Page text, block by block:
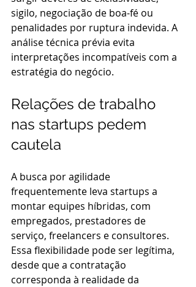
sigilo, negociação de boa-fé ou
penalidades por ruptura indevida. A
análise técnica prévia evita
interpretações incompatíveis com a
estratégia do negócio.
Relações de trabalho
nas startups pedem
cautela
A busca por agilidade
frequentemente leva startups a
montar equipes híbridas, com
empregados, prestadores de
serviço, freelancers e consultores.
Essa flexibilidade pode ser legítima,
desde que a contratação
corresponda à realidade da